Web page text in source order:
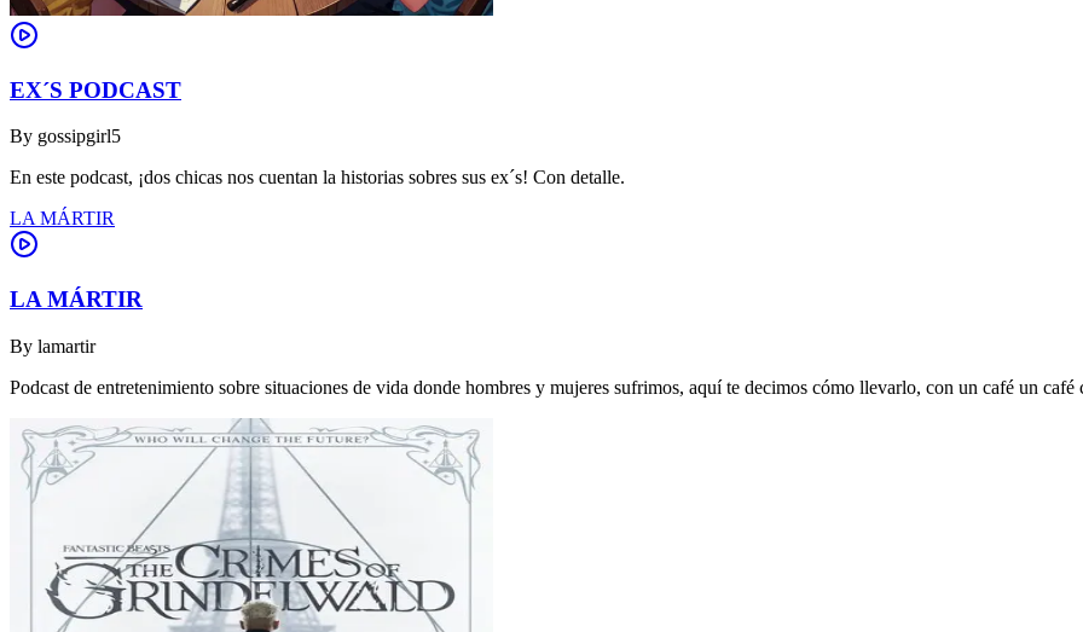
EX´S PODCAST
By gossipgirl5
En este podcast, ¡dos chicas nos cuentan la historias sobres sus ex´s! Con detalle.
LA MÁRTIR
LA MÁRTIR
By lamartir
Podcast de entretenimiento sobre situaciones de vida donde hombres y mujeres sufrimos, aquí te decimos cómo llevarlo, con un café un café